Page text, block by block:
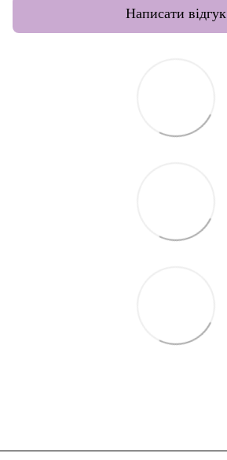
Написати відгук